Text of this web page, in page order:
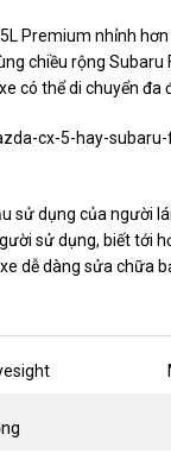
Premium nhỉnh
chiều rộng
có thể di chuyển đa
cx-5-hay-
sử dụng của người
sử dụng, biết tới
dễ dàng sửa chữa